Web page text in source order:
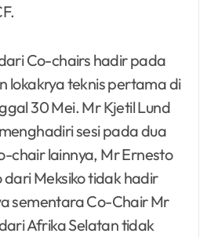
Co-chairs hadir pada
lokakrya teknis pertama di
30 Mei. Mr Kjetil Lund
sesi pada dua
chair lainnya, Mr Ernesto
dari Meksiko tidak hadir
sementara Co-Chair Mr
Afrika Selatan tidak